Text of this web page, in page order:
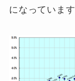
になっています